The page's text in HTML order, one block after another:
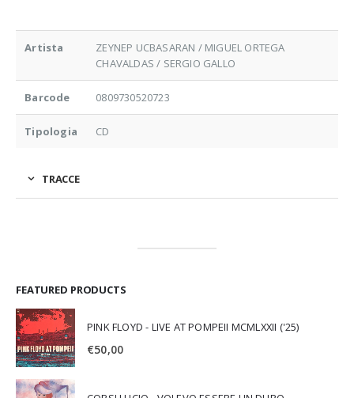
Artista
ZEYNEP UCBASARAN / MIGUEL ORTEGA
CHAVALDAS / SERGIO GALLO
Barcode 0809730520723
Tipologia CD
TRACCE
FEATURED PRODUCTS
PINK FLOYD - LIVE AT POMPEII MCMLXXII ('25)
€50,00